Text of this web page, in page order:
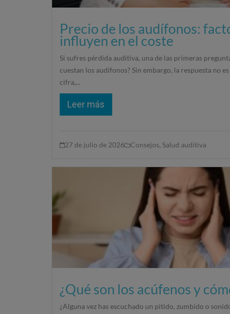
Precio de los audífonos:
influyen en el coste
Si sufres pérdida auditiva, una de las primeras
cuestan los audífonos? Sin embargo, la respuesta no
cifra,...
Leer más
27 de julio de 2026 Consejos, Salud auditiva
¿Qué son los acúfenos y
¿Alguna vez has escuchado un pitido, zumbido o